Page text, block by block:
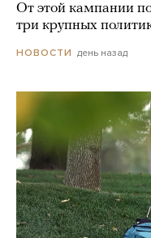
От этой кампании
три крупных
НОВОСТИ день назад